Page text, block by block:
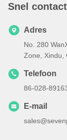
Snel contact
Adres
No. 280
Zone, Xindu,
Telefoon
86-028-
E-mail